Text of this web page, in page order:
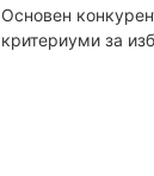
Основен
критериуми за